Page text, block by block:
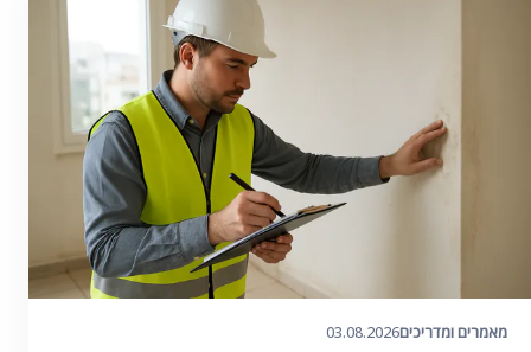
מאמרים ומדריכים03.08.2026